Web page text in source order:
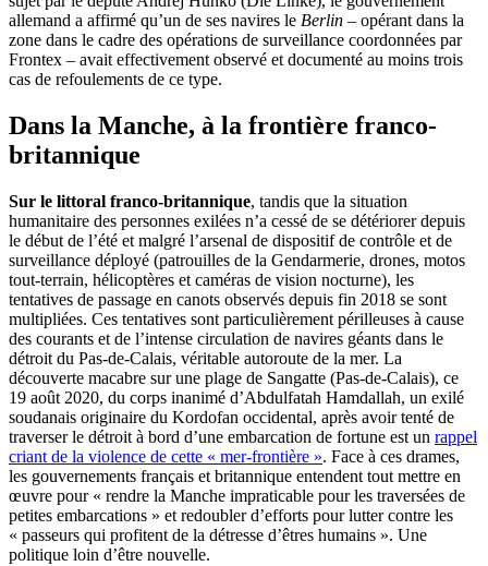
allemand a affirmé qu’un de ses navires le Berlin – opérant dans la
zone dans le cadre des opérations de surveillance coordonnées par
Frontex – avait effectivement observé et documenté au moins trois
cas de refoulements de ce type.
Dans la Manche, à la frontière franco-
britannique
Sur le littoral franco-britannique, tandis que la situation
humanitaire des personnes exilées n’a cessé de se détériorer depuis
le début de l’été et malgré l’arsenal de dispositif de contrôle et de
surveillance déployé (patrouilles de la Gendarmerie, drones, motos
tout-terrain, hélicoptères et caméras de vision nocturne), les
tentatives de passage en canots observés depuis fin 2018 se sont
multipliées. Ces tentatives sont particulièrement périlleuses à cause
des courants et de l’intense circulation de navires géants dans le
détroit du Pas-de-Calais, véritable autoroute de la mer. La
découverte macabre sur une plage de Sangatte (Pas-de-Calais), ce
19 août 2020, du corps inanimé d’Abdulfatah Hamdallah, un exilé
soudanais originaire du Kordofan occidental, après avoir tenté de
traverser le détroit à bord d’une embarcation de fortune est un rappel
criant de la violence de cette « mer-frontière ». Face à ces drames,
les gouvernements français et britannique entendent tout mettre en
œuvre pour « rendre la Manche impraticable pour les traversées de
petites embarcations » et redoubler d’efforts pour lutter contre les
« passeurs qui profitent de la détresse d’êtres humains ». Une
politique loin d’être nouvelle.